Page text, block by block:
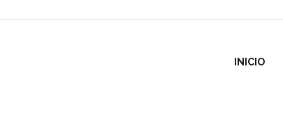
INICIO